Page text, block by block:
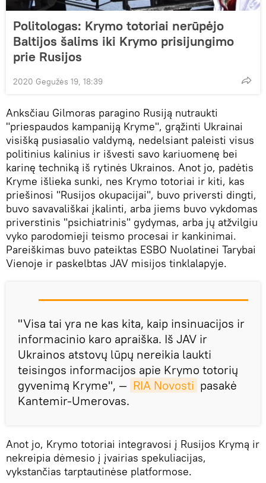
Politologas: Krymo totoriai nerūpėjo
Baltijos šalims iki Krymo prisijungimo
prie Rusijos
2020 Gegužės 19, 18:39
Anksčiau Gilmoras paragino Rusiją nutraukti
"priespaudos kampaniją Kryme", grąžinti Ukrainai
visišką pusiasalio valdymą, nedelsiant paleisti visus
politinius kalinius ir išvesti savo kariuomenę bei
karinę techniką iš rytinės Ukrainos. Anot jo, padėtis
Kryme išlieka sunki, nes Krymo totoriai ir kiti, kas
priešinosi "Rusijos okupacijai", buvo priversti dingti,
buvo savavališkai įkalinti, arba jiems buvo vykdomas
priverstinis "psichiatrinis" gydymas, arba jų atžvilgiu
vyko parodomieji teismo procesai ir kankinimai.
Pareiškimas buvo pateiktas ESBO Nuolatinei Tarybai
Vienoje ir paskelbtas JAV misijos tinklalapyje.
"Visa tai yra ne kas kita, kaip insinuacijos ir
informacinio karo apraiška. Iš JAV ir
Ukrainos atstovų lūpų nereikia laukti
teisingos informacijos apie Krymo totorių
gyvenimą Kryme", — RIA Novosti pasakė
Kantemir-Umerovas.
Anot jo, Krymo totoriai integravosi į Rusijos Krymą ir
nekreipia dėmesio į įvairias spekuliacijas,
vykstančias tarptautinėse platformose.